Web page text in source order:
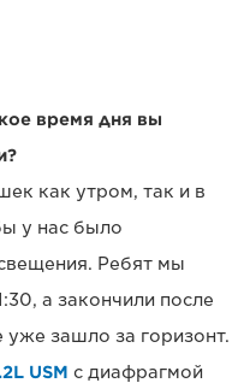
время дня вы
как утром, так и в
у нас было
Ребят мы
а закончили после
уже зашло за горизонт.
USM с диафрагмой